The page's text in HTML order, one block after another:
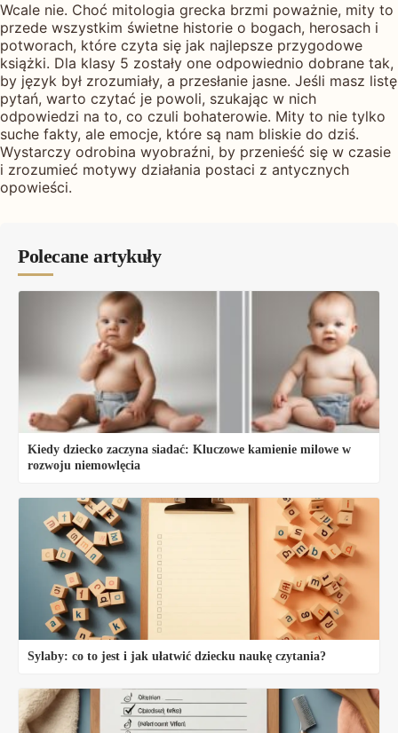
Wcale nie. Choć mitologia grecka brzmi poważnie, mity to
przede wszystkim świetne historie o bogach, herosach i
potworach, które czyta się jak najlepsze przygodowe
książki. Dla klasy 5 zostały one odpowiednio dobrane tak,
by język był zrozumiały, a przesłanie jasne. Jeśli masz listę
pytań, warto czytać je powoli, szukając w nich
odpowiedzi na to, co czuli bohaterowie. Mity to nie tylko
suche fakty, ale emocje, które są nam bliskie do dziś.
Wystarczy odrobina wyobraźni, by przenieść się w czasie
i zrozumieć motywy działania postaci z antycznych
opowieści.
Polecane artykuły
Kiedy dziecko zaczyna siadać: Kluczowe kamienie milowe w
rozwoju niemowlęcia
Sylaby: co to jest i jak ułatwić dziecku naukę czytania?